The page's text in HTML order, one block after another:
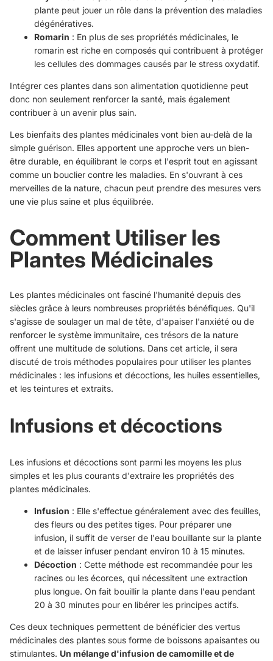
plante peut jouer un rôle dans la prévention des maladies
dégénératives.
Romarin : En plus de ses propriétés médicinales, le
romarin est riche en composés qui contribuent à protéger
les cellules des dommages causés par le stress oxydatif.
Intégrer ces plantes dans son alimentation quotidienne peut
donc non seulement renforcer la santé, mais également
contribuer à un avenir plus sain.
Les bienfaits des plantes médicinales vont bien au-delà de la
simple guérison. Elles apportent une approche vers un bien-
être durable, en équilibrant le corps et l'esprit tout en agissant
comme un bouclier contre les maladies. En s'ouvrant à ces
merveilles de la nature, chacun peut prendre des mesures vers
une vie plus saine et plus équilibrée.
Comment Utiliser les
Plantes Médicinales
Les plantes médicinales ont fasciné l'humanité depuis des
siècles grâce à leurs nombreuses propriétés bénéfiques. Qu'il
s'agisse de soulager un mal de tête, d'apaiser l'anxiété ou de
renforcer le système immunitaire, ces trésors de la nature
offrent une multitude de solutions. Dans cet article, il sera
discuté de trois méthodes populaires pour utiliser les plantes
médicinales : les infusions et décoctions, les huiles essentielles,
et les teintures et extraits.
Infusions et décoctions
Les infusions et décoctions sont parmi les moyens les plus
simples et les plus courants d'extraire les propriétés des
plantes médicinales.
Infusion : Elle s'effectue généralement avec des feuilles,
des fleurs ou des petites tiges. Pour préparer une
infusion, il suffit de verser de l'eau bouillante sur la plante
et de laisser infuser pendant environ 10 à 15 minutes.
Décoction : Cette méthode est recommandée pour les
racines ou les écorces, qui nécessitent une extraction
plus longue. On fait bouillir la plante dans l'eau pendant
20 à 30 minutes pour en libérer les principes actifs.
Ces deux techniques permettent de bénéficier des vertus
médicinales des plantes sous forme de boissons apaisantes ou
stimulantes. Un mélange d'infusion de camomille et de